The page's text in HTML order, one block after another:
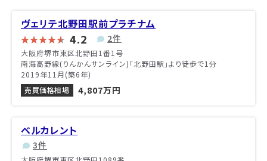
ヴェリテ北野田駅前プラチナム
4.2 2件
大阪府堺市東区北野田1番1号
南海高野線(りんかんサンライン)「北野田駅」より徒歩で1分
2019年11月(築6年)
売買価格相場
4,807万円
ベルカレント
3件